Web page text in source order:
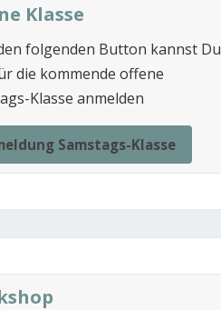
Klasse
folgenden Button kannst Du
die kommende offene
Klasse anmelden
Samstags-Klasse